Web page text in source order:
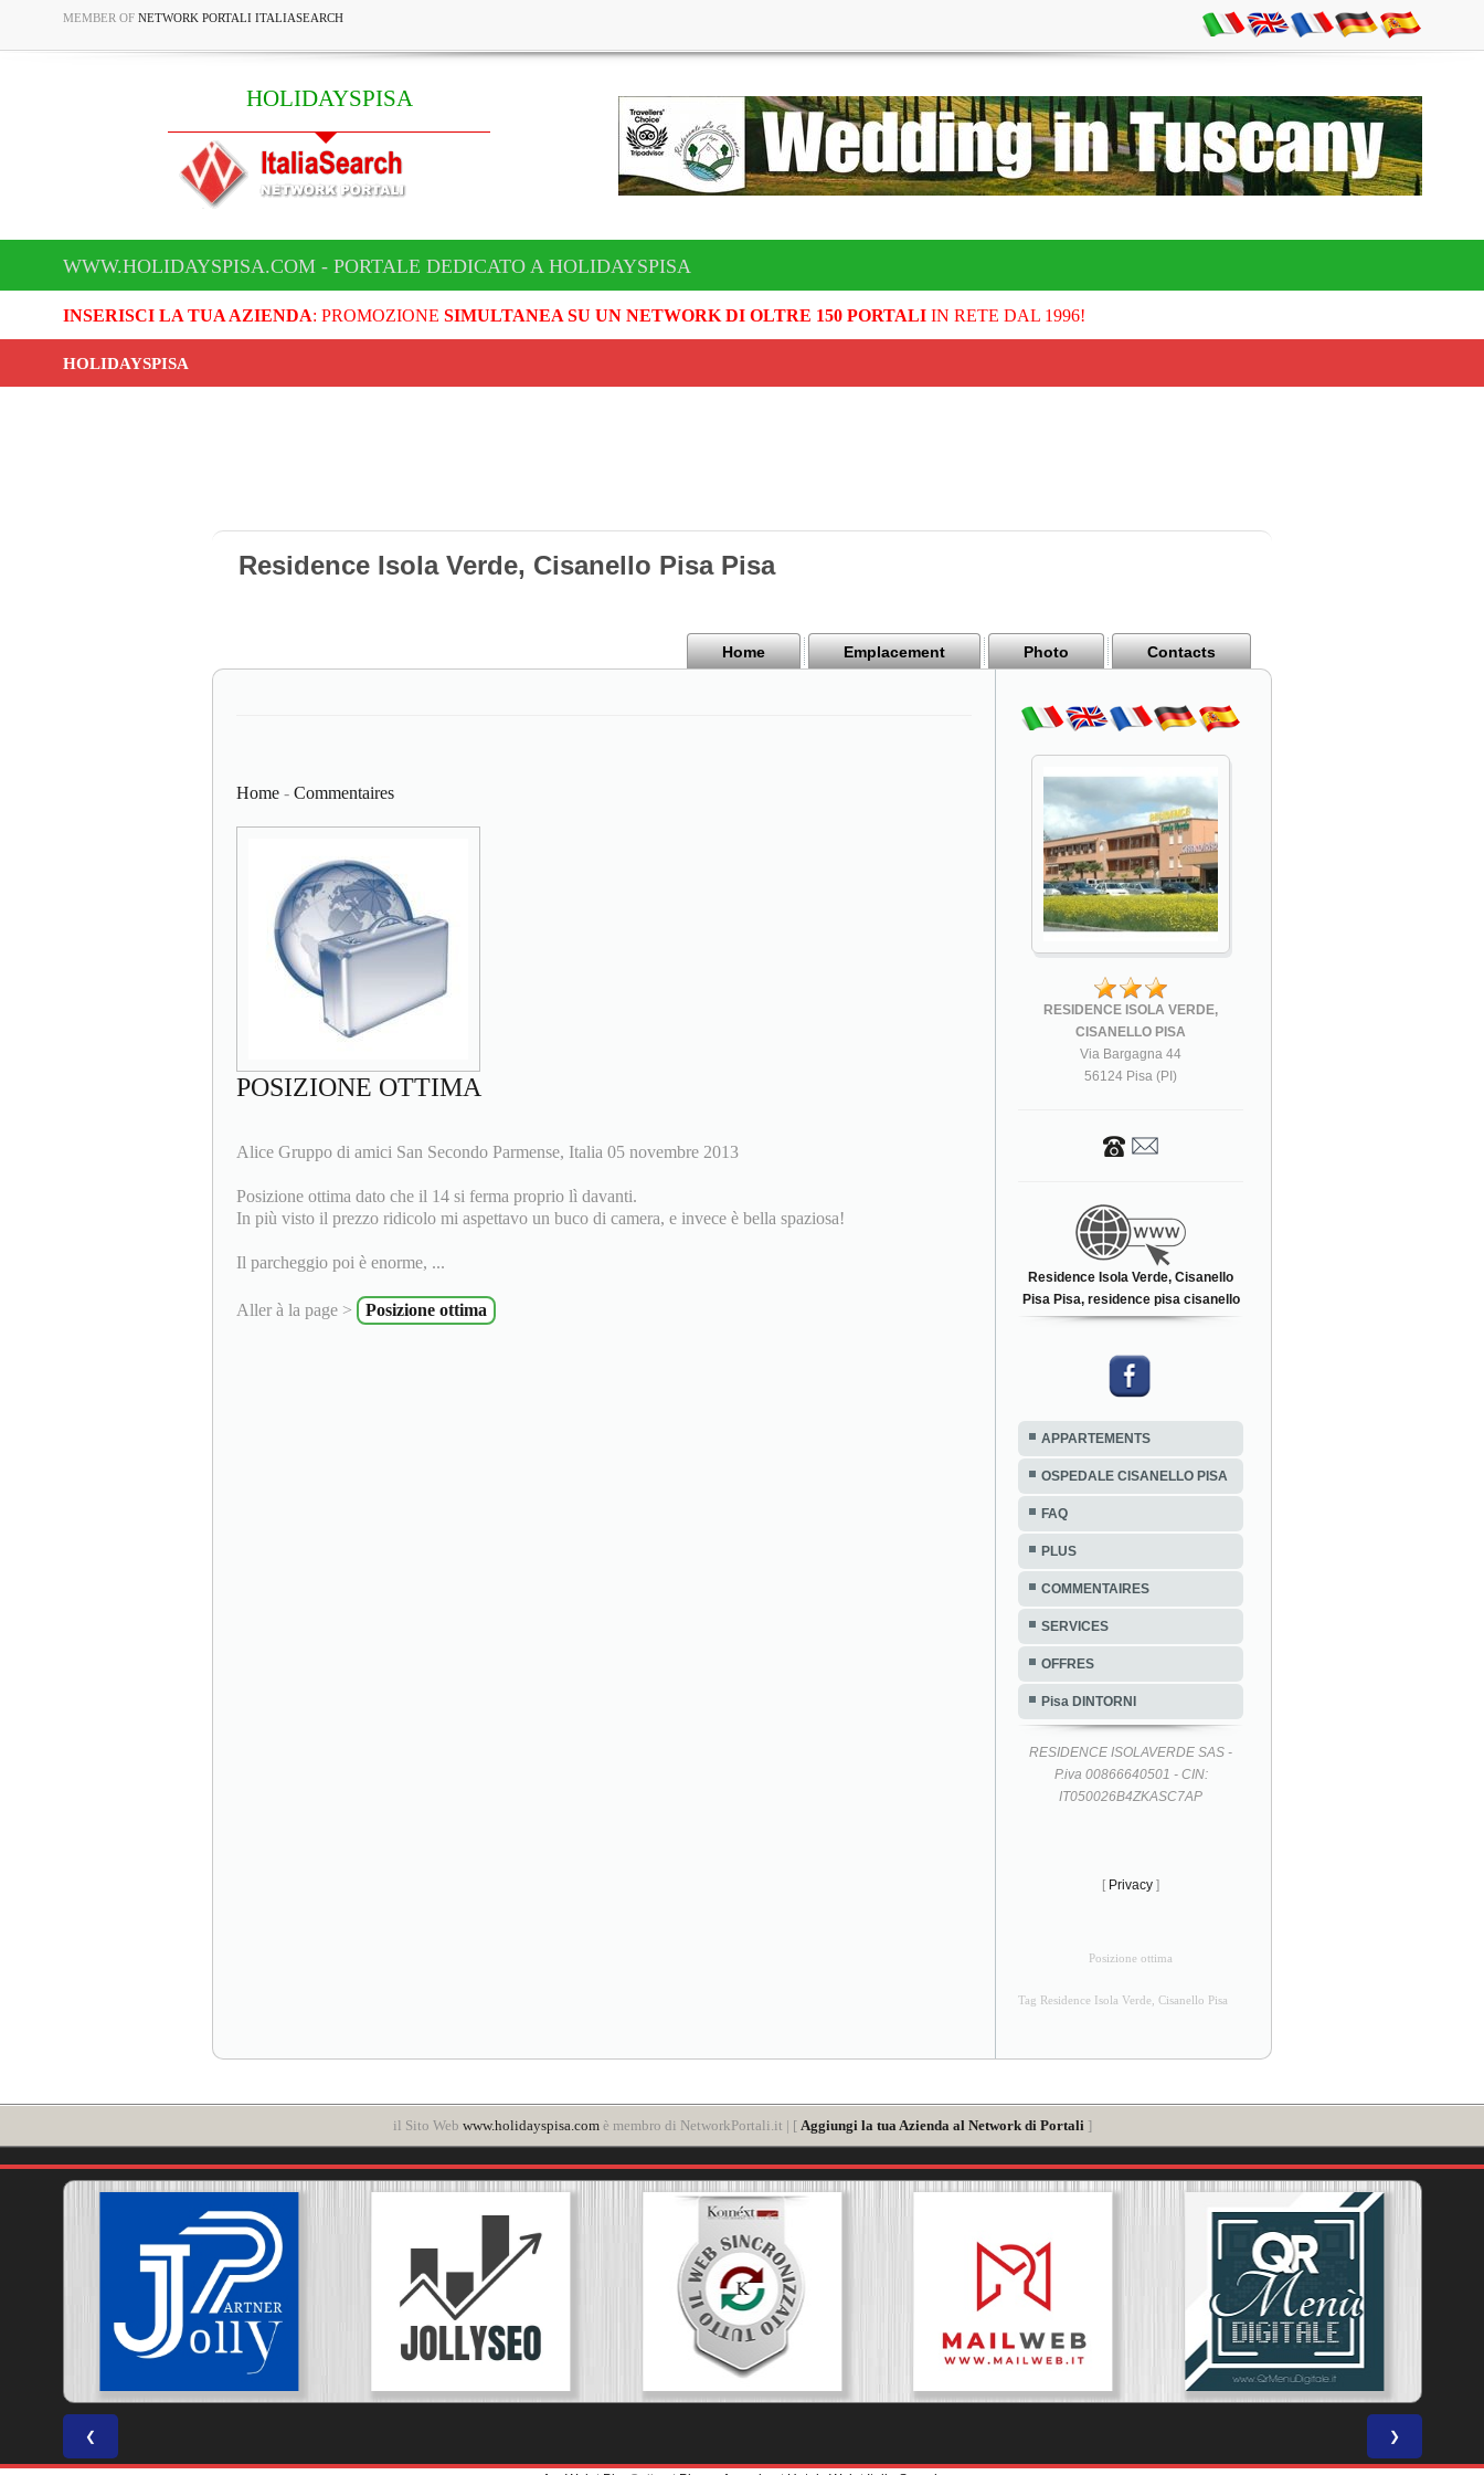
MEMBER OF NETWORK PORTALI ITALIASEARCH
HOLIDAYSPISA
WWW.HOLIDAYSPISA.COM - PORTALE DEDICATO A HOLIDAYSPISA
INSERISCI LA TUA AZIENDA: PROMOZIONE SIMULTANEA SU UN NETWORK DI OLTRE 150 PORTALIIN RETE DAL 1996!
HOLIDAYSPISA
Residence Isola Verde, Cisanello Pisa Pisa
Home Emplacement Photo Contacts
Home - Commentaires
POSIZIONE OTTIMA
Alice Gruppo di amici San Secondo Parmense, Italia 05 novembre 2013
Posizione ottima dato che il 14 si ferma proprio lì davanti.
In più visto il prezzo ridicolo mi aspettavo un buco di camera, e invece è bella spaziosa!
Il parcheggio poi è enorme, ...
Aller à la page > Posizione ottima
RESIDENCE ISOLA VERDE,
CISANELLO PISA
Via Bargagna 44
56124 Pisa (PI)
Residence Isola Verde, Cisanello
Pisa Pisa, residence pisa cisanello
APPARTEMENTS
OSPEDALE CISANELLO PISA
FAQ
PLUS
COMMENTAIRES
SERVICES
OFFRES
Pisa DINTORNI
RESIDENCE ISOLAVERDE SAS -
P.iva 00866640501 - CIN:
IT050026B4ZKASC7AP
[ Privacy ]
Posizione ottima
Tag Residence Isola Verde, Cisanello Pisa
il Sito Web www.holidayspisa.comè membro di NetworkPortali.it | [ Aggiungi la tua Azienda al Network di Portali ]
❮ ❯